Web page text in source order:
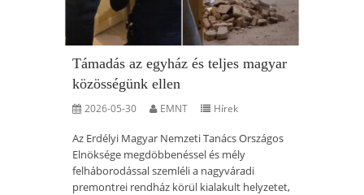
Támadás az egyház és teljes magyar
közösségünk ellen
2026-05-30 EMNT Hírek
Az Erdélyi Magyar Nemzeti Tanács Országos
Elnöksége megdöbbenéssel és mély
felháborodással szemléli a nagyváradi
premontrei rendház körül kialakult helyzetet,